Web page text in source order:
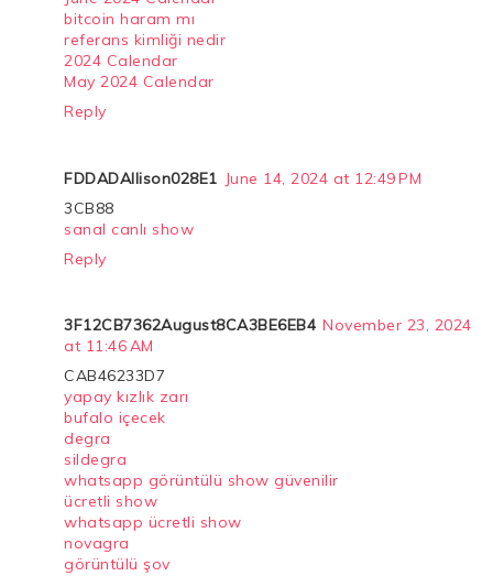
bitcoin haram mı
referans kimliği nedir
2024 Calendar
May 2024 Calendar
Reply
FDDADAllison028E1 June 14, 2024 at 12:49 PM
3CB88
sanal canlı show
Reply
3F12CB7362August8CA3BE6EB4 November 23, 2024
at 11:46 AM
CAB46233D7
yapay kızlık zarı
bufalo içecek
degra
sildegra
whatsapp görüntülü show güvenilir
ücretli show
whatsapp ücretli show
novagra
görüntülü şov